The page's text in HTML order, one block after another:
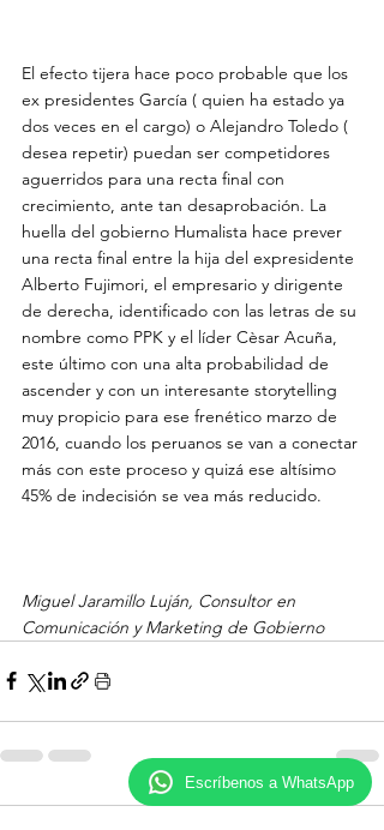
El efecto tijera hace poco probable que los
ex presidentes García ( quien ha estado ya
dos veces en el cargo) o Alejandro Toledo (
desea repetir) puedan ser competidores
aguerridos para una recta final con
crecimiento, ante tan desaprobación. La
huella del gobierno Humalista hace prever
una recta final entre la hija del expresidente
Alberto Fujimori, el empresario y dirigente
de derecha, identificado con las letras de su
nombre como PPK y el líder Cèsar Acuña,
este último con una alta probabilidad de
ascender y con un interesante storytelling
muy propicio para ese frenético marzo de
2016, cuando los peruanos se van a conectar
más con este proceso y quizá ese altísimo
45% de indecisión se vea más reducido.
Miguel Jaramillo Luján, Consultor en
Comunicación y Marketing de Gobierno
Escríbenos a WhatsApp